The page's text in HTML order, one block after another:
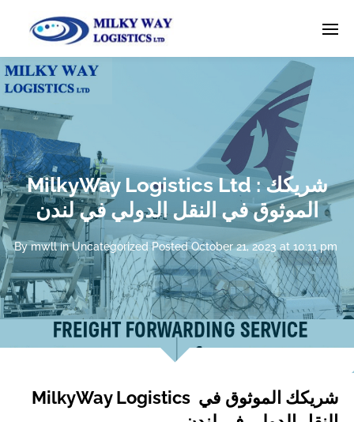
MilkyWay Logistics Ltd : شريكك
الموثوق في النقل الدولي في لندن
By mwll in Uncategorized Posted October 21, 2023 at 10:11 pm
MilkyWay Logistics شريكك الموثوق في